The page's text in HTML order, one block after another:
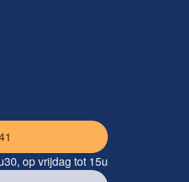
op vrijdag tot 15u